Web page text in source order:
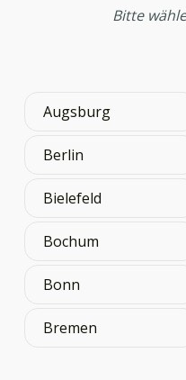
Bitte
Augsburg
Berlin
Bielefeld
Bochum
Bonn
Bremen